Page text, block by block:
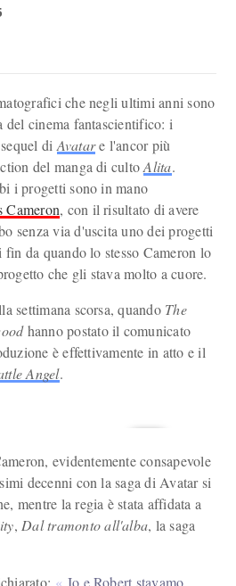
che negli ultimi anni sono
del cinema fantascientifico: i
di Avatare l'ancor più
del manga di cultoAlita.
i progetti sono in mano
Cameron, con il risultato di avere
senza via d'uscita uno dei progetti
da quando lo stesso Cameron lo
che gli stava molto a cuore.
settimana scorsa, quando The
hanno postato il comunicato
è effettivamente in atto e il
Angel.
evidentemente consapevole
decenni con la saga di Avatar si
mentre la regia è stata affidata a
, Dal tramonto all'alba, la saga
Io e Robert stavamo